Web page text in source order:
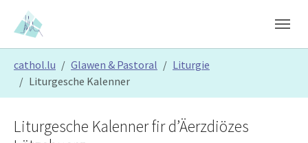
Skip to main content
Skip to page footer
cathol.lu Glawen & Pastoral
Liturgie
Liturgesche Kalenner
Liturgesche Kalenner fir d’Äerzdiözes